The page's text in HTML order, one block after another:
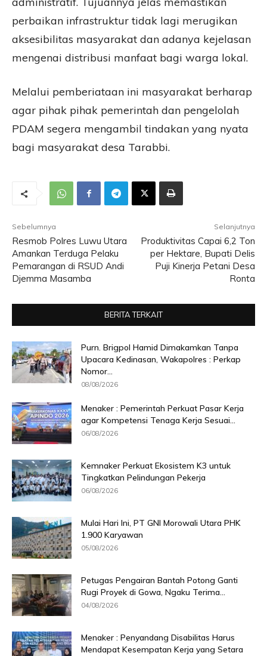
perbaikan infrastruktur tidak lagi merugikan
aksesibilitas masyarakat dan adanya kejelasan
mengenai distribusi manfaat bagi warga lokal.
Melalui pemberiataan ini masyarakat berharap
agar pihak pihak pemerintah dan pengelolah
PDAM segera mengambil tindakan yang nyata
bagi masyarakat desa Tarabbi.
Sebelumnya
Resmob Polres Luwu Utara
Amankan Terduga Pelaku
Pemarangan di RSUD Andi
Djemma Masamba
Selanjutnya
Produktivitas Capai 6,2 Ton
per Hektare, Bupati Delis
Puji Kinerja Petani Desa
Ronta
BERITA TERKAIT
Purn. Brigpol Hamid Dimakamkan Tanpa
Upacara Kedinasan, Wakapolres : Perkap
Nomor...
08/08/2026
Menaker : Pemerintah Perkuat Pasar Kerja
agar Kompetensi Tenaga Kerja Sesuai...
06/08/2026
Kemnaker Perkuat Ekosistem K3 untuk
Tingkatkan Pelindungan Pekerja
06/08/2026
Mulai Hari Ini, PT GNI Morowali Utara PHK
1.900 Karyawan
05/08/2026
Petugas Pengairan Bantah Potong Ganti
Rugi Proyek di Gowa, Ngaku Terima...
04/08/2026
Menaker : Penyandang Disabilitas Harus
Mendapat Kesempatan Kerja yang Setara